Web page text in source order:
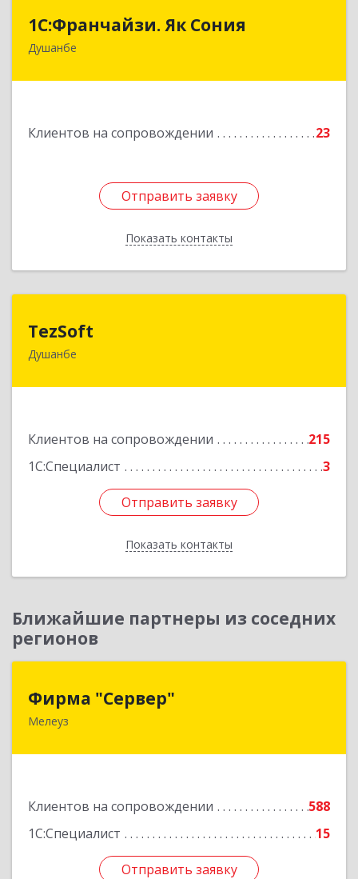
1С:Франчайзи. Як Сония
Душанбе
Клиентов на сопровождении 23
Отправить заявку
Показать контакты
1С:Франчайзи. Як Сония
Республика Таджикистан, 734013, г. Душанбе,
Отправить заявку
Назад
TezSoft
Душанбе
Клиентов на сопровождении
215
1С:Специалист
3
Отправить заявку
Показать контакты
Таджикистан, г. Душанбе, ул. Дружбы народов,
Отправить заявку
Назад
Ближайшие партнеры из соседних
регионов
Фирма "Сервер"
Мелеуз
Клиентов на сопровождении
588
1С:Специалист
15
Отправить заявку
453852, Башкортостан Респ, Мелеузовский р-н,
Отправить заявку